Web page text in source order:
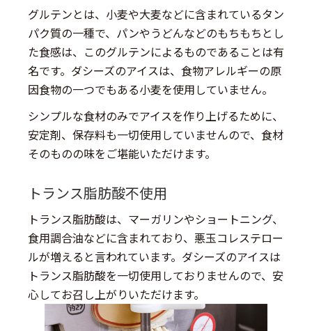
グルテンとは、小麦や大麦などに含まれているタン
パク質の一種で、パンやうどんなどのもちもちとし
た食感は、このグルテンによるものであることは有
名です。ダシーズのアイスは、食物アレルギーの原
因食物の一つでもある小麦を使用していません。
シンプルな食材のみでアイスを作り上げるために、
安定剤、保存料も一切使用していませんので、食材
そのものの味をご堪能いただけます。
トランス脂肪酸不使用
トランス脂肪酸は、マーガリンやショートニング、
食用調合油などに含まれており、悪玉コレステロー
ルが増えると言われています。ダシーズのアイスは
トランス脂肪酸を一切使用しておりませんので、安
心してお召し上がりいただけます。